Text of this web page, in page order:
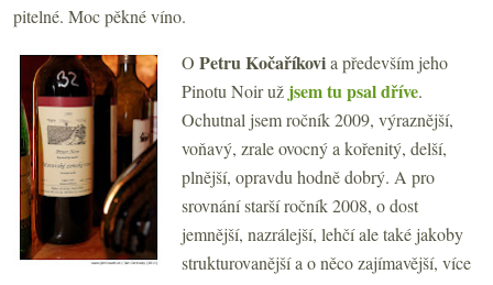
pitelné. Moc pěkné víno.
O Petru Kočaříkovia především jeho
Pinotu Noir už jsem tu psal dříve.
Ochutnal jsem ročník 2009, výraznější,
voňavý, zrale ovocný a kořenitý, delší,
plnější, opravdu hodně dobrý. A pro
srovnání starší ročník 2008, o dost
jemnější, nazrálejší, lehčí ale také jakoby
strukturovanější a o něco zajímavější, více